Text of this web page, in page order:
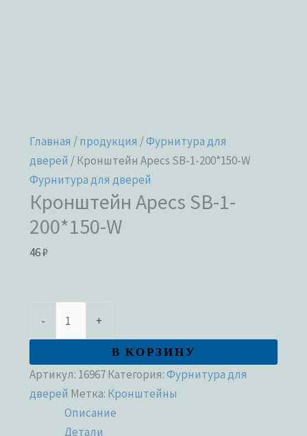
Главная /продукция /Фурнитура для
дверей / Кронштейн Apecs SB-1-200*150-W
Фурнитура для дверей
Кронштейн Apecs SB-1-
200*150-W
46₽
- +
В КОРЗИНУ
Артикул: 16967Категория:Фурнитура для
дверей Метка: Кронштейны
Описание
Детали